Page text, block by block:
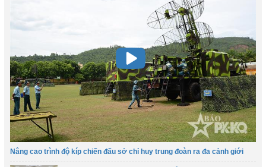
Nâng cao trình độ kíp chiến đấu sở chỉ huy trung đoàn ra đa cảnh giới